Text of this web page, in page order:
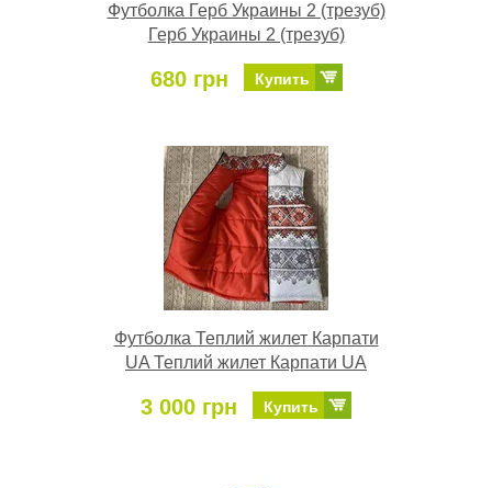
Футболка Герб Украины 2 (трезуб)
Герб Украины 2 (трезуб)
680 грн Купить
Футболка Теплий жилет Карпати
UA Теплий жилет Карпати UA
3 000 грн Купить